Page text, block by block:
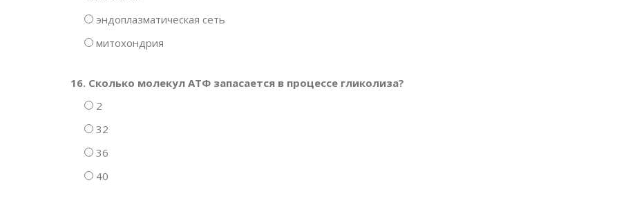
эндоплазматическая сеть
митохондрия
16. Сколько молекул АТФ запасается в процессе гликолиза?
2
32
36
40